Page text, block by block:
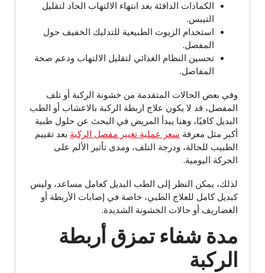
الكمادات الدافئة بعد انتهاء الالتهاب الحاد لتقليل
التيبس.
استخدام الزيوت الطبيعية للتدليك الخفيف حول
المفصل.
تحسين النظام الغذائي لتقليل الالتهاب ودعم صحة
المفاصل.
وفي بعض الحالات المتقدمة من خشونة الركبة أو تلف
المفصل، قد لا يكون علاج اربطة الركبة بالاعشاب أو الطب
البديل كافيًا، وهنا يبدأ المريض في البحث عن حلول طبية
أكبر مثل معرفة سعر عملية تغيير مفصل الركبة بعد تقييم
الطبيب للحالة، ودرجة التلف، ومدى تأثير الألم على
الحركة اليومية.
لذلك، يمكن النظر إلى الطب البديل كعامل مساعد، وليس
كبديل كامل للعلاج الطبي، خاصة في إصابات الأربطة أو
الغضاريف أو حالات الخشونة الشديدة.
مدة شفاء تمزق أربطة
الركبة